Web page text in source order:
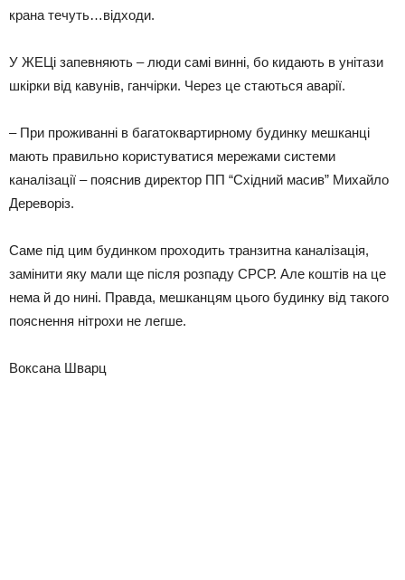
крана течуть…відходи.
У ЖЕЦі запевняють – люди самі винні, бо кидають в унітази
шкірки від кавунів, ганчірки. Через це стаються аварії.
– При проживанні в багатоквартирному будинку мешканці
мають правильно користуватися мережами системи
каналізації – пояснив директор ПП “Східний масив” Михайло
Дереворіз.
Саме під цим будинком проходить транзитна каналізація,
замінити яку мали ще після розпаду СРСР. Але коштів на це
нема й до нині. Правда, мешканцям цього будинку від такого
пояснення нітрохи не легше.
Воксана Шварц